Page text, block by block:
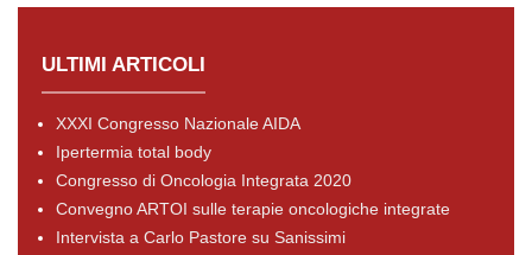
ULTIMI ARTICOLI
XXXI Congresso Nazionale AIDA
Ipertermia total body
Congresso di Oncologia Integrata 2020
Convegno ARTOI sulle terapie oncologiche integrate
Intervista a Carlo Pastore su Sanissimi